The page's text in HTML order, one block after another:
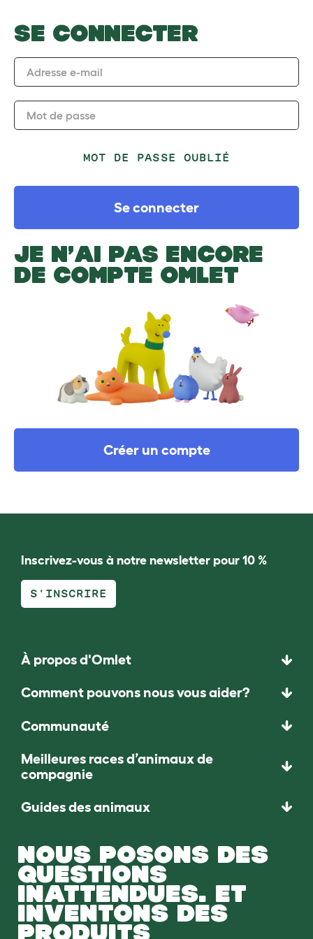
SE CONNECTER
Adresse e-mail
Mot de passe
MOT DE PASSE OUBLIÉ
Se connecter
JE N’AI PAS ENCORE
DE COMPTE OMLET
Créer un compte
Inscrivez-vous à notre newsletter pour 10 %
S'INSCRIRE
À propos d'Omlet
Comment pouvons nous vous aider?
Communauté
Meilleures races d’animaux de
compagnie
Guides des animaux
NOUS POSONS DES
QUESTIONS
INATTENDUES. ET
INVENTONS DES
PRODUITS